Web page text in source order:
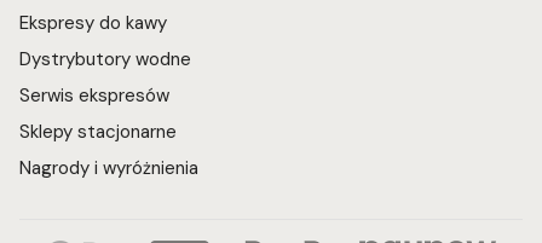
Ekspresy do kawy
Dystrybutory wodne
Serwis ekspresów
Sklepy stacjonarne
Nagrody i wyróżnienia